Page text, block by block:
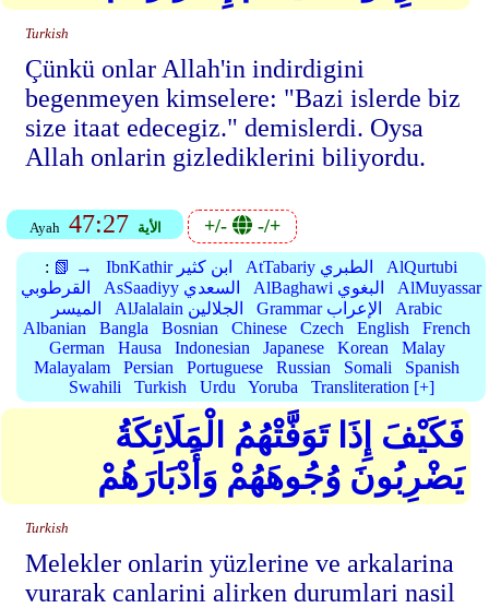
Turkish
Çünkü onlar Allah'in indirdigini
begenmeyen kimselere: "Bazi islerde biz
size itaat edecegiz." demislerdi. Oysa
Allah onlarin gizlediklerini biliyordu.
Ayah 47:27 الأية +/- -/+
: 📗 → IbnKathir ابن كثير AtTabariy الطبري
AlQurtubi
القرطوبي
AsSaadiyy السعدي AlBaghawi البغوي
AlMuyassar
الميسر
AlJalalain الجلالين Grammar الإعراب
Arabic
Albanian
Bangla Bosnian Chinese Czech English
French
German
Hausa Indonesian Japanese Korean
Malay
Malayalam
Persian Portuguese Russian Somali
Spanish
Swahili
Turkish Urdu Yoruba Transliteration [+]
فَكَيْفَ إِذَا تَوَفَّتْهُمُ الْمَلَائِكَةُ
يَضْرِبُونَ وُجُوهَهُمْ وَأَدْبَارَهُمْ
Turkish
Melekler onlarin yüzlerine ve arkalarina
vurarak canlarini alirken durumlari nasil